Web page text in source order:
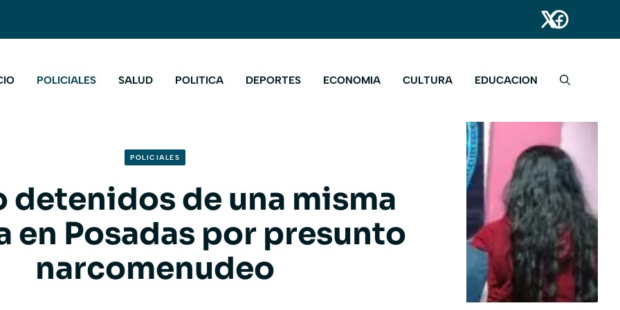
POLICIALES SALUD POLITICA DEPORTES ECONOMIA CULTURA EDUCACION
POLICIALES
detenidos de una misma
en Posadas por presunto
narcomenudeo